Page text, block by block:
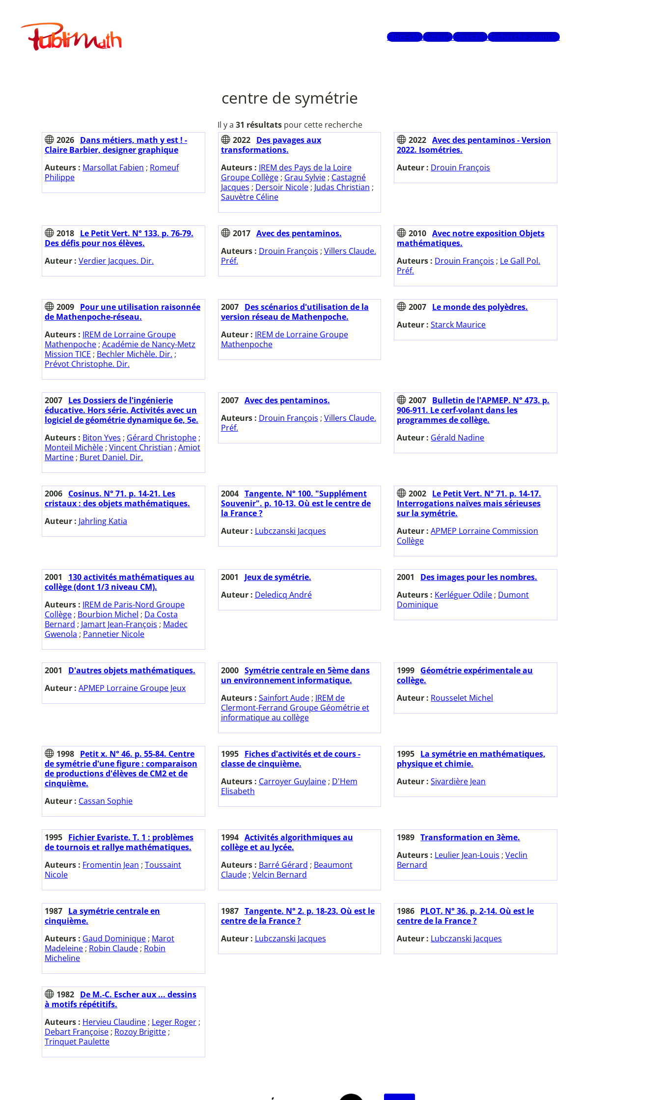
contenuPublimath
Mots-clésAuteursGlossaireRecherche avancée
centre de symétrie
Il y a 31 résultatspour cette recherche
2026 Dans métiers, math y est ! -
Claire Barbier, designer graphique
Auteurs : Marsollat Fabien ; Romeuf
Philippe
2022
Des pavages aux
transformations.
Auteurs : IREM des Pays de la Loire
Groupe Collège; Grau Sylvie; Castagné
Jacques ; Dersoir Nicole; Judas Christian ;
Sauvètre Céline
2022 Avec des pentaminos - Version
2022. Isométries.
Auteur : Drouin François
2018 Le Petit Vert. N° 133. p. 76-79.
Des défis pour nos élèves.
Auteur : Verdier Jacques. Dir.
2017 Avec des pentaminos.
Auteurs : Drouin François ; Villers Claude.
Préf.
2010 Avec notre exposition Objets
mathématiques.
Auteurs : Drouin François ; Le Gall Pol.
Préf.
2009 Pour une utilisation raisonnée
de Mathenpoche-réseau.
Auteurs : IREM de Lorraine Groupe
Mathenpoche ; Académie de Nancy-Metz
Mission TICE ; Bechler Michèle. Dir. ;
Prévot Christophe. Dir.
2007
Des scénarios d'utilisation de la
version réseau de Mathenpoche.
Auteur : IREM de Lorraine Groupe
Mathenpoche
2007 Le monde des polyèdres.
Auteur :Starck Maurice
2007 Les Dossiers de l'ingénierie
éducative. Hors série. Activités avec un
logiciel de géométrie dynamique 6e, 5e.
Auteurs : Biton Yves ; Gérard Christophe ;
Monteil Michèle ; Vincent Christian ; Amiot
Martine ; Buret Daniel. Dir.
2007 Avec des pentaminos.
Auteurs : Drouin François ; Villers Claude.
Préf.
2007 Bulletin de l'APMEP. N° 473. p.
906-911. Le cerf-volant dans les
programmes de collège.
Auteur : Gérald Nadine
2006 Cosinus. N° 71. p. 14-21. Les
cristaux : des objets mathématiques.
Auteur : Jahrling Katia
2004 Tangente. N° 100. "Supplément
Souvenir". p. 10-13. Où est le centre de
la France ?
Auteur : Lubczanski Jacques
2002 Le Petit Vert. N° 71. p. 14-17.
Interrogations naïves mais sérieuses
sur la symétrie.
Auteur :APMEP Lorraine Commission
Collège
2001
130 activités mathématiques au
collège (dont 1/3 niveau CM).
Auteurs : IREM de Paris-Nord Groupe
Collège ; Bourbion Michel ; Da Costa
Bernard ; Jamart Jean-François ; Madec
Gwenola ; Pannetier Nicole
2001
Jeux de symétrie.
Auteur : Deledicq André
2001
Des images pour les nombres.
Auteurs : Kerléguer Odile ; Dumont
Dominique
2001
D'autres objets mathématiques.
Auteur : APMEP Lorraine Groupe Jeux
2000 Symétrie centrale en 5ème dans
un environnement informatique.
Auteurs : Sainfort Aude; IREM de
Clermont-Ferrand Groupe Géométrie et
informatique au collège
1999 Géométrie expérimentale au
collège.
Auteur : Rousselet Michel
1998 Petit x. N° 46. p. 55-84. Centre
de symétrie d'une figure : comparaison
de productions d'élèves de CM2 et de
cinquième.
Auteur : Cassan Sophie
1995
Fiches d'activités et de cours -
classe de cinquième.
Auteurs : Carroyer Guylaine; D'Hem
Elisabeth
1995 La symétrie en mathématiques,
physique et chimie.
Auteur :Sivardière Jean
1995 Fichier Evariste. T. 1 : problèmes
de tournois et rallye mathématiques.
Auteurs : Fromentin Jean ; Toussaint
Nicole
1994 Activités algorithmiques au
collège et au lycée.
Auteurs : Barré Gérard ; Beaumont
Claude; Velcin Bernard
1989 Transformation en 3ème.
Auteurs : Leulier Jean-Louis ;Veclin
Bernard
1987 La symétrie centrale en
cinquième.
Auteurs : Gaud Dominique ; Marot
Madeleine ; Robin Claude ; Robin
Micheline
1987 Tangente. N° 2. p. 18-23. Où est le
centre de la France ?
Auteur : Lubczanski Jacques
1986 PLOT. N° 36. p. 2-14. Où est le
centre de la France ?
Auteur : Lubczanski Jacques
1982 De M.-C. Escher aux ... dessins
à motifs répétitifs.
Auteurs : Hervieu Claudine ; Leger Roger ;
Debart Françoise ; Rozoy Brigitte ;
Trinquet Paulette